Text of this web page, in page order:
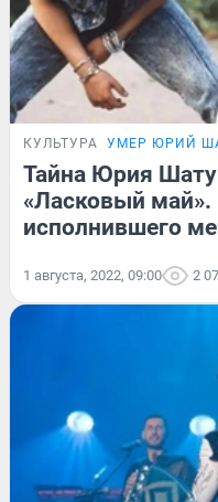
КУЛЬТУРА УМЕР ЮРИЙ
Тайна Юрия
«Ласковый
исполнившего
1 августа, 2022, 09:00 2